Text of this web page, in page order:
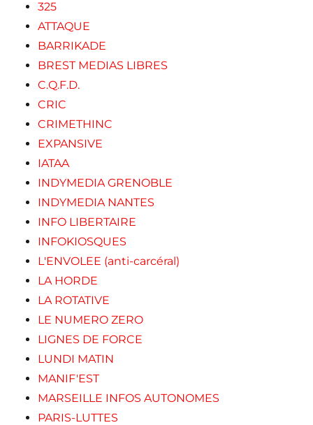
325
ATTAQUE
BARRIKADE
BREST MEDIAS LIBRES
C.Q.F.D.
CRIC
CRIMETHINC
EXPANSIVE
IATAA
INDYMEDIA GRENOBLE
INDYMEDIA NANTES
INFO LIBERTAIRE
INFOKIOSQUES
L'ENVOLEE (anti-carcéral)
LA HORDE
LA ROTATIVE
LE NUMERO ZERO
LIGNES DE FORCE
LUNDI MATIN
MANIF'EST
MARSEILLE INFOS AUTONOMES
PARIS-LUTTES